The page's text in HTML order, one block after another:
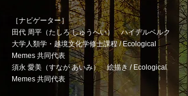
［ナビゲーター］
​田代 周平（たしろ しゅうへい） ハイデルベルク
大学人類学・越境文化学修士課程 / Ecological
Memes 共同代表
須永 愛美（すなが あいみ） 絵描き / Ecological
Memes 共同代表